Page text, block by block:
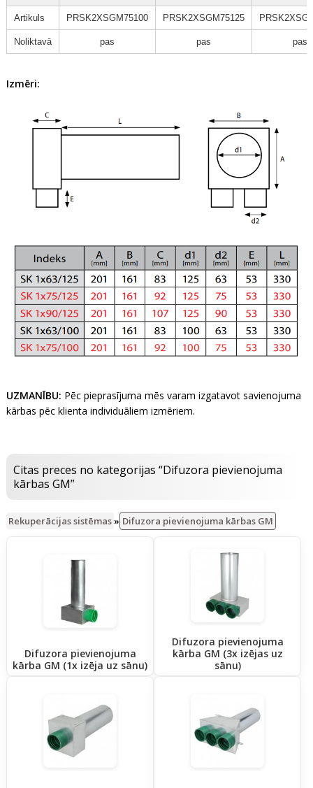
Artikuls PRSK2XSGM75100 PRSK2XSGM75125
Noliktavā pas pas pas
Izmēri:
UZMANĪBU: Pēc pieprasījuma mēs varam izgatavot savienojuma
kārbas pēc klienta individuāliem izmēriem.
Citas preces no kategorijas “Difuzora pievienojuma
kārbas GM”
Rekuperācijas sistēmas » Difuzora pievienojuma kārbas GM
Difuzora pievienojuma
kārba GM (1x izēja uz sānu)
Difuzora pievienojuma
kārba GM (3x izējas uz
sānu)